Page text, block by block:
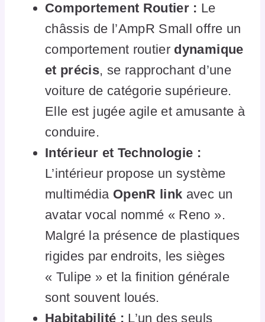
Comportement Routier : Le
châssis de l’AmpR Small offre un
comportement routier dynamique
et précis, se rapprochant d’une
voiture de catégorie supérieure.
Elle est jugée agile et amusante à
conduire.
Intérieur et Technologie :
L’intérieur propose un système
multimédia OpenR link avec un
avatar vocal nommé « Reno ».
Malgré la présence de plastiques
rigides par endroits, les sièges
« Tulipe » et la finition générale
sont souvent loués.
Habitabilité : L’un des seuls